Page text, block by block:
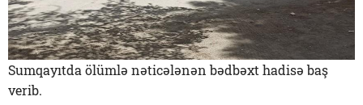
Sumqayıtda ölümlə nəticələnən bədbəxt hadisə baş
verib.